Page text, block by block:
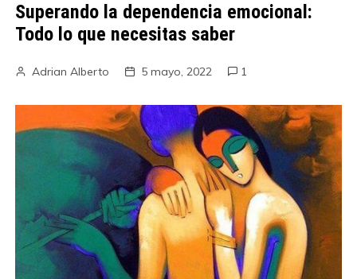
Superando la dependencia emocional:
Todo lo que necesitas saber
Adrian Alberto 5 mayo, 2022 1